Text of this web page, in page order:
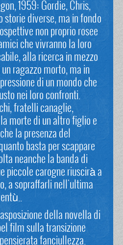
1959: Gordie, Chris,
storie diverse, ma in fondo
non proprio rosee
che vivranno la loro
alla ricerca in mezzo
ragazzo morto, ma in
di un mondo che
nei loro confronti.
fratelli canaglie,
morte di un altro figlio e
la presenza del
basta per scappare
neanche la banda di
piccole carogne riuscirà a
a sopraffarli nell'ultima
della novella di
film sulla transizione
fanciullezza.